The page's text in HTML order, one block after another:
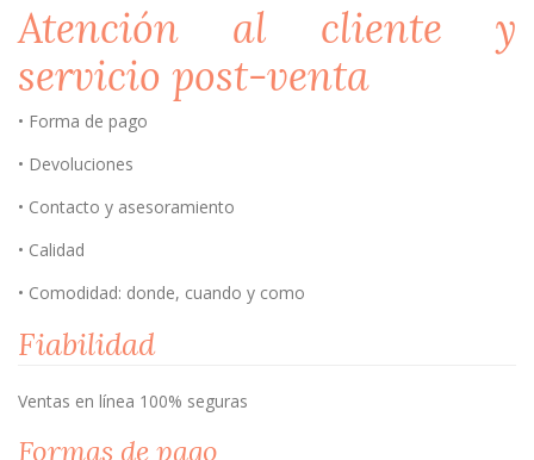
Atención al cliente y
servicio post-venta
• Forma de pago
• Devoluciones
• Contacto y asesoramiento
• Calidad
• Comodidad: donde, cuando y como
Fiabilidad
Ventas en línea 100% seguras
Formas de pago